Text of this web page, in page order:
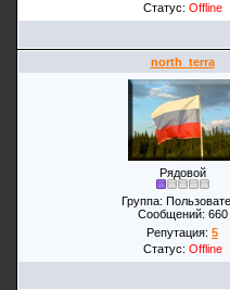
Статус: Offline
north_terra
Рядовой
Группа:
Сообщений: 660
Репутация: 5
Статус: Offline